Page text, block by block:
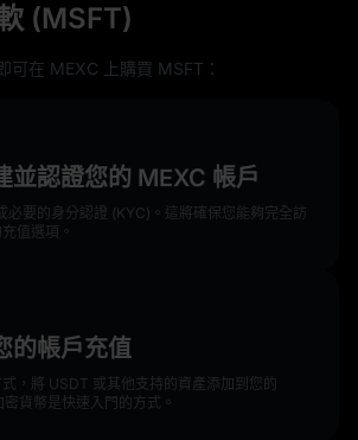
(MSFT)
可在 MEXC 上購買 MSFT：
並認證您的 MEXC 帳戶
必要的身分認證 (KYC)。這將確保您能夠完全訪
值選項。
的帳戶充值
，將 USDT 或其他支持的資產添加到您的
貨幣是快速入門的方式。